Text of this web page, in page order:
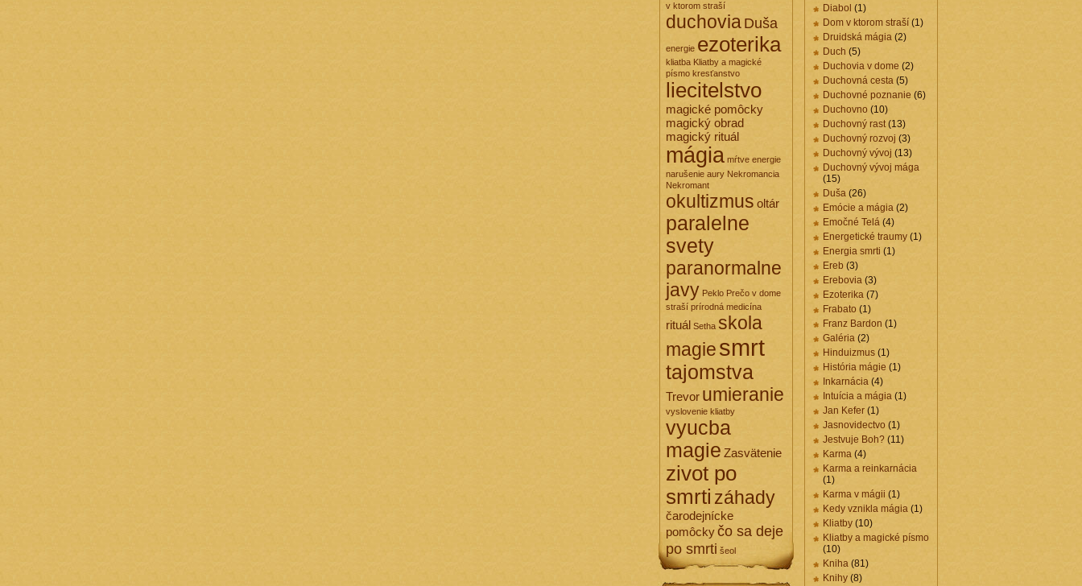
v ktorom straší
duchoviaDuša
energie ezoterika
kliatba Kliatby a magické
písmo kresťanstvo
liecitelstvo
magické pomôcky
magický obrad
magický rituál
mágia mŕtve energie
narušenie aury Nekromancia
Nekromant
okultizmus oltár
paralelne
svety
paranormalne
javy Peklo Prečo v dome
straší prírodná medicína
rituál Setha skola
magiesmrt
tajomstva
Trevor umieranie
vyslovenie kliatby
vyucba
magie Zasvätenie
zivot po
smrti záhady
čarodejnícke
pomôckyčo sa deje
po smrti šeol
Diabol (1)
Dom v ktorom straší (1)
Druidská mágia (2)
Duch (5)
Duchovia v dome (2)
Duchovná cesta (5)
Duchovné poznanie (6)
Duchovno (10)
Duchovný rast(13)
Duchovný rozvoj (3)
Duchovný vývoj (13)
Duchovný vývoj mága
(15)
Duša (26)
Emócie a mágia (2)
Emočné Telá (4)
Energetické traumy (1)
Energia smrti (1)
Ereb (3)
Erebovia (3)
Ezoterika (7)
Frabato (1)
Franz Bardon (1)
Galéria (2)
Hinduizmus (1)
História mágie (1)
Inkarnácia (4)
Intuícia a mágia (1)
Jan Kefer (1)
Jasnovidectvo (1)
Jestvuje Boh? (11)
Karma (4)
Karma a reinkarnácia
(1)
Karma v mágii (1)
Kedy vznikla mágia (1)
Kliatby (10)
Kliatby a magické písmo
(10)
Kniha (81)
Knihy (8)